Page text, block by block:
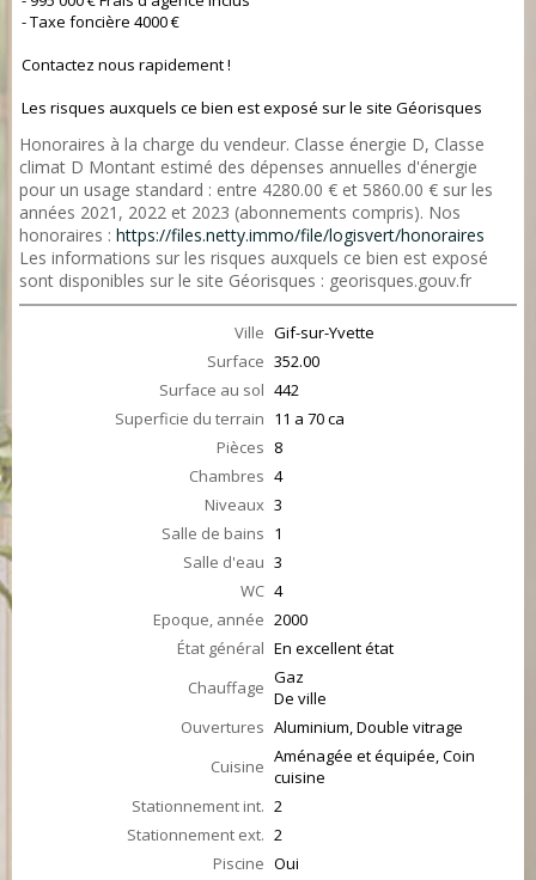
- Taxe foncière 4000 €
Contactez nous rapidement !
Les risques auxquels ce bien est exposé sur le site Géorisques
Honoraires à la charge du vendeur. Classe énergie D, Classe
climat D Montant estimé des dépenses annuelles d'énergie
pour un usage standard : entre 4280.00 € et 5860.00 € sur les
années 2021, 2022 et 2023 (abonnements compris). Nos
honoraires : https://files.netty.immo/file/logisvert/honoraires
Les informations sur les risques auxquels ce bien est exposé
sont disponibles sur le site Géorisques : georisques.gouv.fr
Ville Gif-sur-Yvette
Surface 352.00
Surface au sol 442
Superficie du terrain 11 a 70 ca
Pièces 8
Chambres 4
Niveaux 3
Salle de bains 1
Salle d'eau 3
WC 4
Epoque, année 2000
État général En excellent état
Chauffage Gaz
De ville
Ouvertures Aluminium, Double vitrage
Cuisine Aménagée et équipée, Coin
cuisine
Stationnement int. 2
Stationnement ext. 2
Piscine Oui